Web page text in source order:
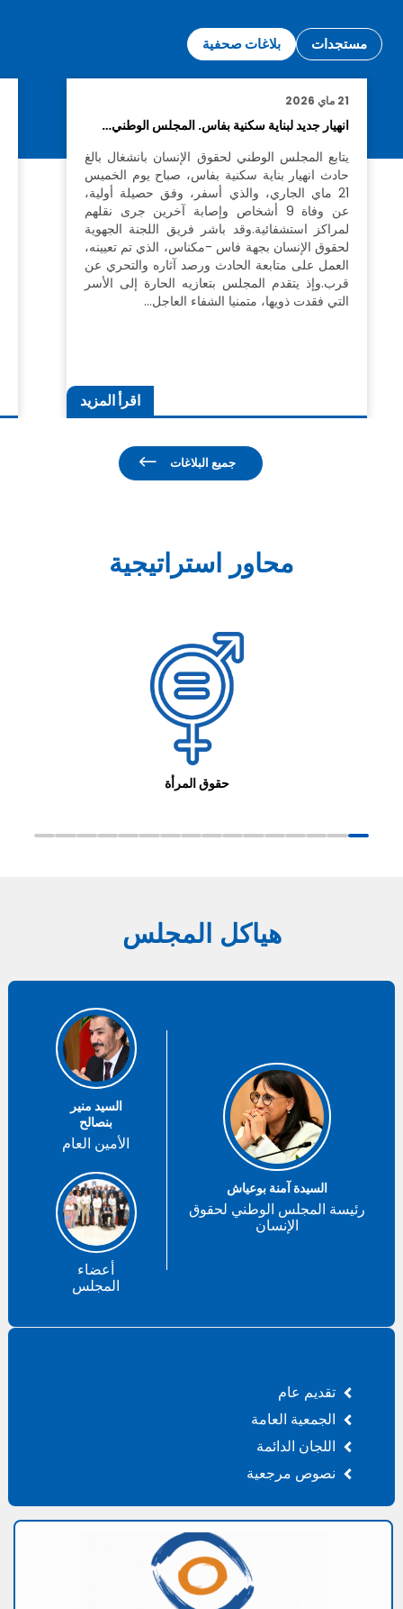
بلاغات صحفية مستجدات
21 ماي 2026
انهيار جديد لبناية سكنية بفاس. المجلس الوطني…
يتابع المجلس الوطني لحقوق الإنسان بانشغال بالغ
حادث انهيار بناية سكنية بفاس، صباح يوم الخميس
21 ماي الجاري، والذي أسفر، وفق حصيلة أولية،
عن وفاة 9 أشخاص وإصابة آخرين جرى نقلهم
لمراكز استشفائية.وقد باشر فريق اللجنة الجهوية
لحقوق الإنسان بجهة فاس -مكناس، الذي تم تعيينه،
العمل على متابعة الحادث ورصد آثاره والتحري عن
قرب.وإذ يتقدم المجلس بتعازيه الحارة إلى الأسر
التي فقدت ذويها، متمنيا الشفاء العاجل…
اقرأ المزيد
جميع البلاغات
محاور استراتيجية
حقوق المرأة
هياكل المجلس
السيدة آمنة بوعياش
رئيسة المجلس الوطني لحقوق
الإنسان
السيد منير
بنصالح
الأمين العام
أعضاء
المجلس
تقديم عام
الجمعية العامة
اللجان الدائمة
نصوص مرجعية